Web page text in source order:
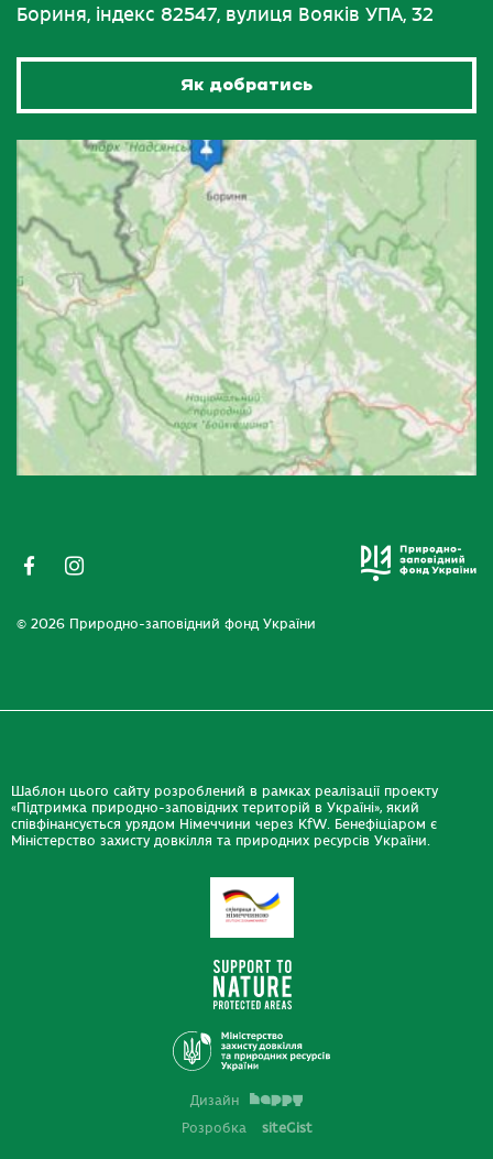
Бориня, індекс 82547, вулиця Вояків УПА, 32
Як добратись
© 2026 Природно-заповідний фонд України
Шаблон цього сайту розроблений в рамках реалізації проекту
«Підтримка природно-заповідних територій в Україні», який
співфінансується урядом Німеччини через KfW. Бенефіціаром є
Міністерство захисту довкілля та природних ресурсів України.
Дизайн
Розробка
siteGist